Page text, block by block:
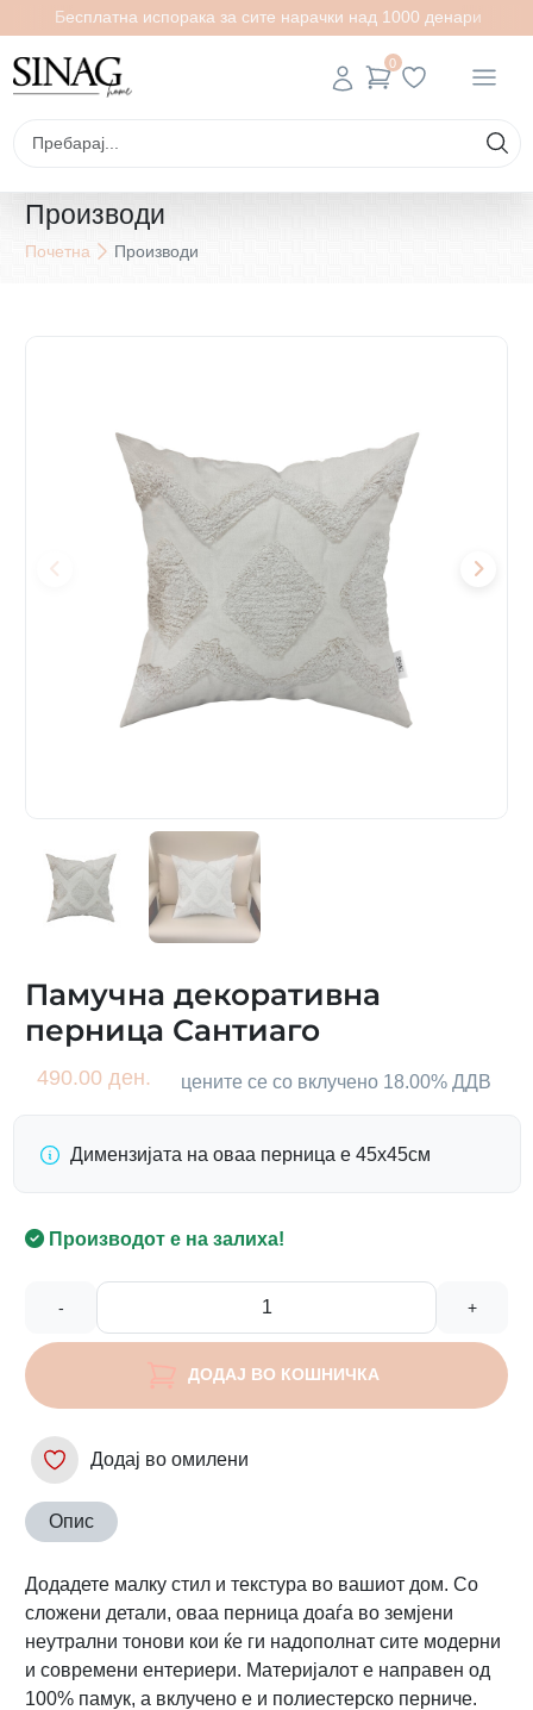
Бесплатна испорака за сите нарачки над 1000 денари
0
Производи
Почетна Производи
Памучна декоративна
перница Сантиаго
490.00 ден. цените се со вклучено 18.00% ДДВ
Димензијата на оваа перница е 45х45см
Производот е на залиха!
- +
ДОДАЈ ВО КОШНИЧКА
Додај во омилени
Опис
Додадете малку стил и текстура во вашиот дом. Со
сложени детали, оваа перница доаѓа во земјени
неутрални тонови кои ќе ги надополнат сите модерни
и современи ентериери. Материјалот е направен од
100% памук, а вклучено е и полиестерско перниче.